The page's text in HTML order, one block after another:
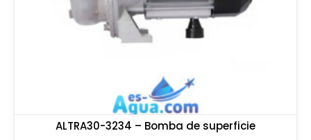
ALTRA30-3234 – Bomba de superficie